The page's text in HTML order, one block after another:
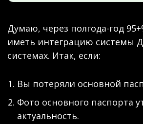
Думаю, через полгода-год
иметь интеграцию системы
системах. Итак, если:
Вы потеряли основной
Фото основного паспорта
актуальность.